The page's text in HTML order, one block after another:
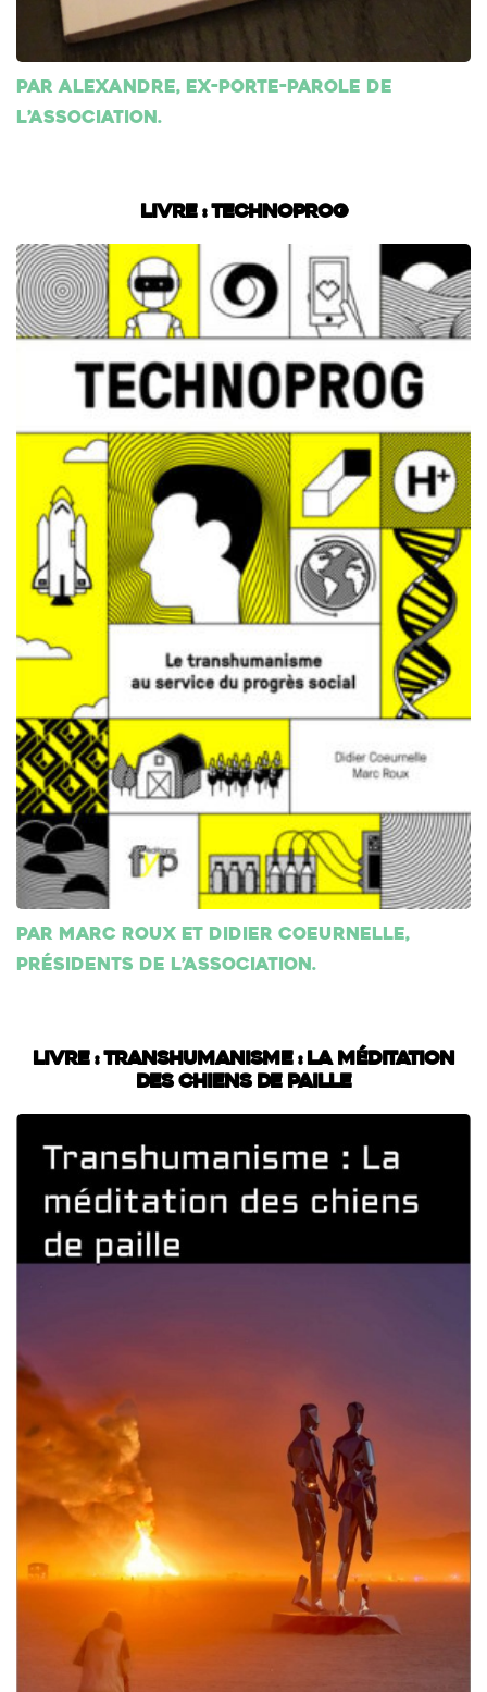
Par Alexandre, ex-porte-parole de
l’association.
Livre : Technoprog
Par Marc Roux et Didier Coeurnelle,
présidents de l’association.
Livre : Transhumanisme : La méditation
des chiens de paille